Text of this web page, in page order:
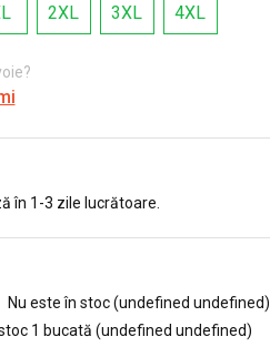
2XL 3XL 4XL
în 1-3 zile lucrătoare.
Nu este în stoc (undefined undefined)
1 bucată (undefined undefined)